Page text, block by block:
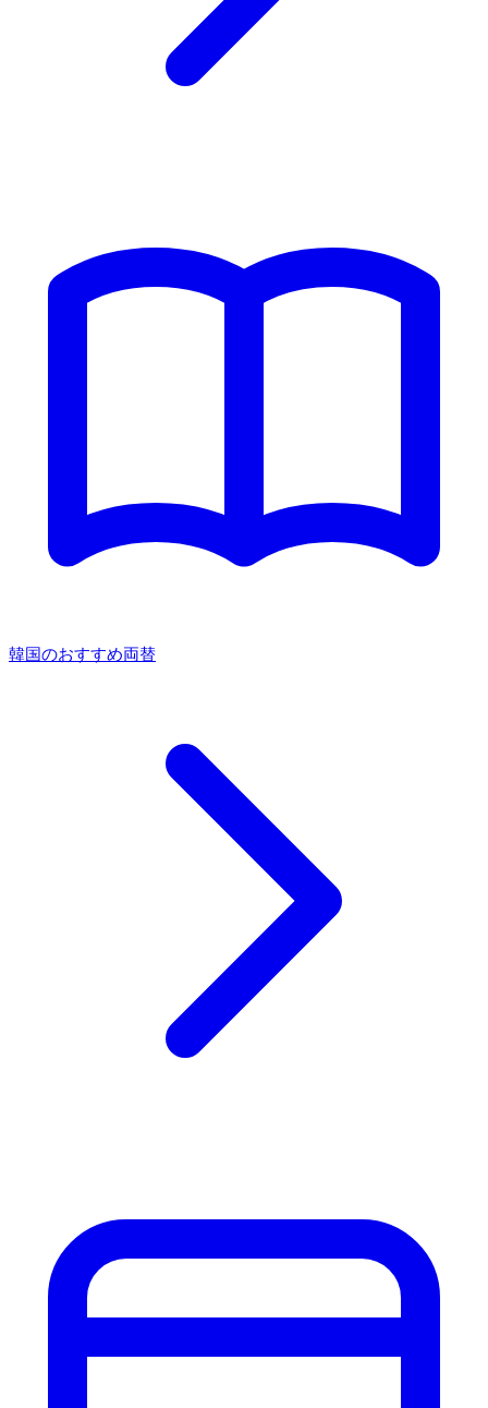
韓国のおすすめ両替